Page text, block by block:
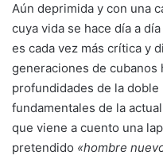
Aún deprimida y con una
cuya vida se hace día a
es cada vez más crítica y
generaciones de cubanos
profundidades de la doble
fundamentales de la
que viene a cuento una
pretendido «hombre